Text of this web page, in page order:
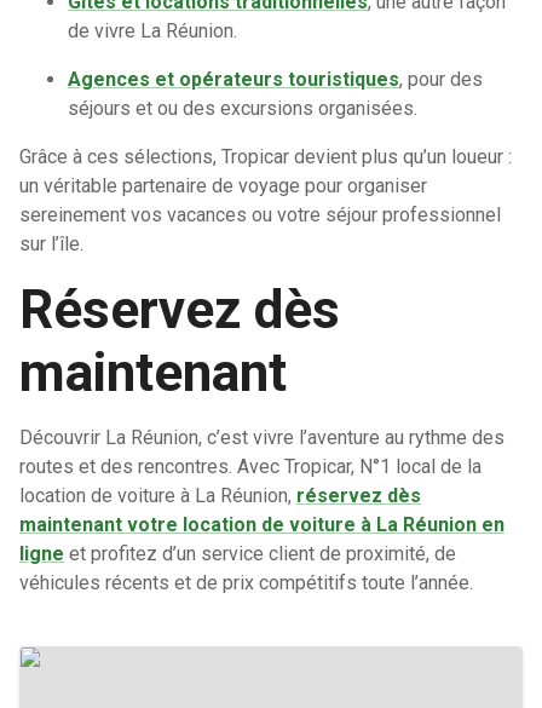
de vivre La Réunion.
Agences et opérateurs touristiques, pour des
séjours et ou des excursions organisées.
Grâce à ces sélections, Tropicar devient plus qu’un loueur :
un véritable partenaire de voyage pour organiser
sereinement vos vacances ou votre séjour professionnel
sur l’île.
Réservez dès
maintenant
Découvrir La Réunion, c’est vivre l’aventure au rythme des
routes et des rencontres. Avec Tropicar, N°1 local de la
location de voiture à La Réunion, réservez dès
maintenant votre location de voiture à La Réunion en
ligne et profitez d’un service client de proximité, de
véhicules récents et de prix compétitifs toute l’année.